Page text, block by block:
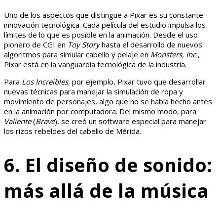
Uno de los aspectos que distingue a Pixar es su constante
innovación tecnológica. Cada película del estudio impulsa los
límites de lo que es posible en la animación. Desde el uso
pionero de CGI en Toy Storyhasta el desarrollo de nuevos
algoritmos para simular cabello y pelaje en Monsters, Inc.,
Pixar está en la vanguardia tecnológica de la industria.
Para Los Increíbles, por ejemplo, Pixar tuvo que desarrollar
nuevas técnicas para manejar la simulación de ropa y
movimiento de personajes, algo que no se había hecho antes
en la animación por computadora. Del mismo modo, para
Valiente(Brave), se creó un software especial para manejar
los rizos rebeldes del cabello de Mérida.
6. El diseño de sonido:
más allá de la música